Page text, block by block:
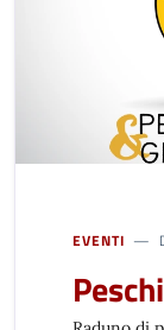
EVENTI